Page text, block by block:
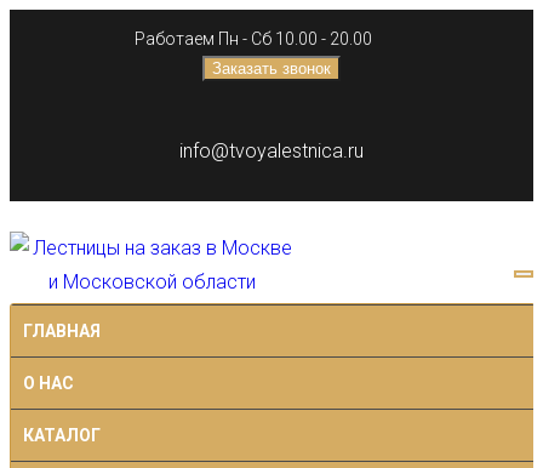
Работаем Пн - Сб 10.00 - 20.00
Заказать звонок
info@tvoyalestnica.ru
ГЛАВНАЯ
О НАС
КАТАЛОГ